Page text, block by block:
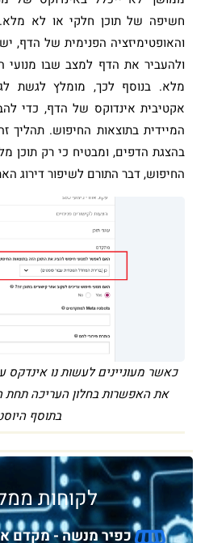
חשיפה של תוכן חלקי או לא
ולהעביר את הדף למצב שבו מנועי
מלא. בנוסף לכך, מומלץ לגשת
אקטיבית אינדוקס של הדף, כדי
המיידית בתוצאות החיפוש.
בהצגת הדפים, ומבטיח כי רק תוכן
החיפוש, דבר התורם לשיפור דירוג
כאשר מעוניינים לעשות נו אינדקס
את האפשרות בחלון העריכה תחת
בתוסף
לקוחות
כפיר מנשה - מקדם